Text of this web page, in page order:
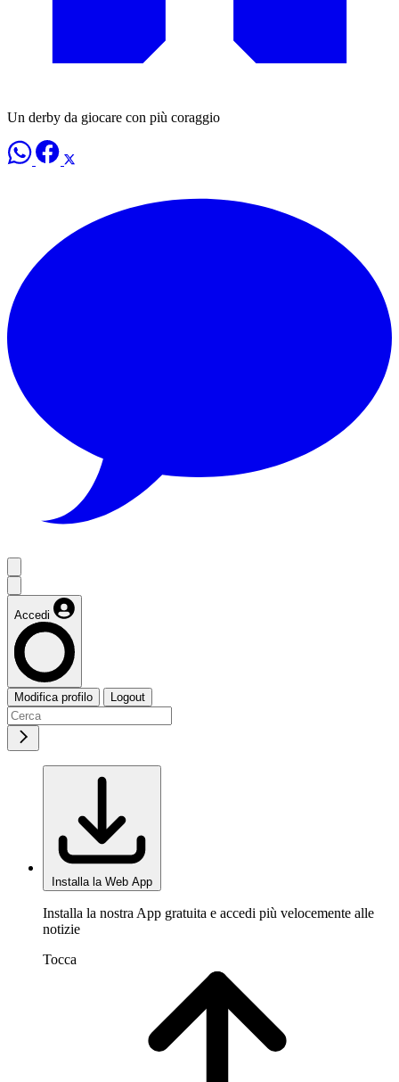
Un derby da giocare con più coraggio
Accedi
Modifica profilo Logout
Installa la Web App
Installa la nostra App gratuita e accedi più velocemente alle
notizie
Tocca